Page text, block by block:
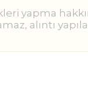
yapma
alıntı